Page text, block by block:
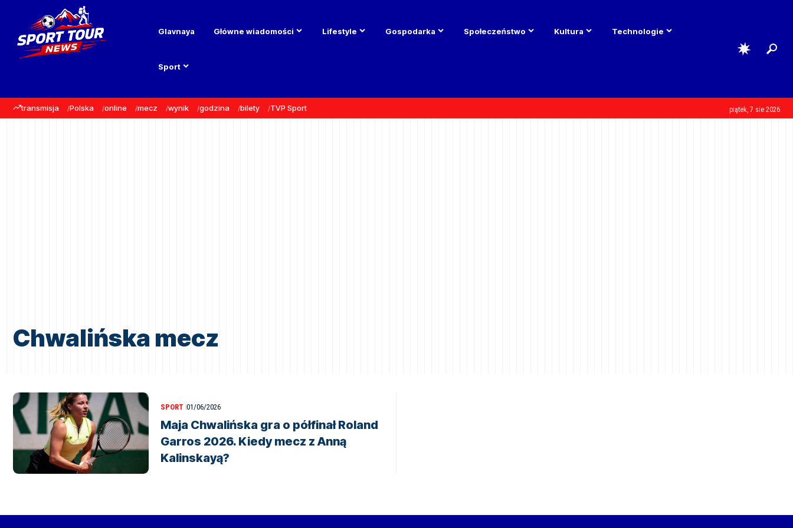
Glavnaya Główne wiadomości Lifestyle Gospodarka Społeczeństwo Kultura Technologie
Sport
transmisja Polska online mecz wynik godzina bilety TVP Sport piątek, 7 sie 2026
Chwalińska mecz
SPORT 01/06/2026
Maja Chwalińska gra o półfinał Roland
Garros 2026. Kiedy mecz z Anną
Kalinskayą?